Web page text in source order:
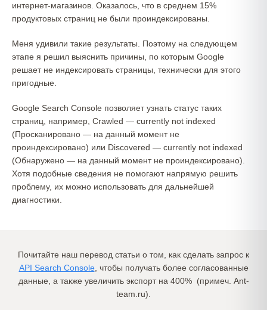
интернет-магазинов. Оказалось, что в среднем 15%
продуктовых страниц не были проиндексированы.
Меня удивили такие результаты. Поэтому на следующем
этапе я решил выяснить причины, по которым Google
решает не индексировать страницы, технически для этого
пригодные.
Google Search Console позволяет узнать статус таких
страниц, например, Crawled — currently not indexed
(Просканировано — на данный момент не
проиндексировано) или Discovered — currently not indexed
(Обнаружено — на данный момент не проиндексировано).
Хотя подобные сведения не помогают напрямую решить
проблему, их можно использовать для дальнейшей
диагностики.
Почитайте наш перевод статьи о том, как сделать запрос к
API Search Console, чтобы получать более согласованные
данные, а также увеличить экспорт на 400% (примеч. Ant-
team.ru).